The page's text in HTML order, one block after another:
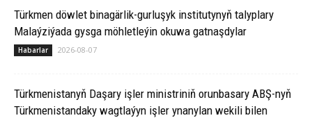
Türkmen döwlet binagärlik-gurluşyk institutynyň talyplary
Malaýziýada gysga möhletleýin okuwa gatnaşdylar
Habarlar 2026-08-07
Türkmenistanyň Daşary işler ministriniň orunbasary ABŞ-nyň
Türkmenistandaky wagtlaýyn işler ynanylan wekili bilen